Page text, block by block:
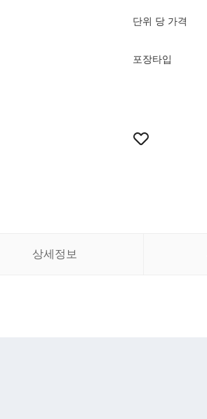
단위 당 가격
포장타입
상세정보